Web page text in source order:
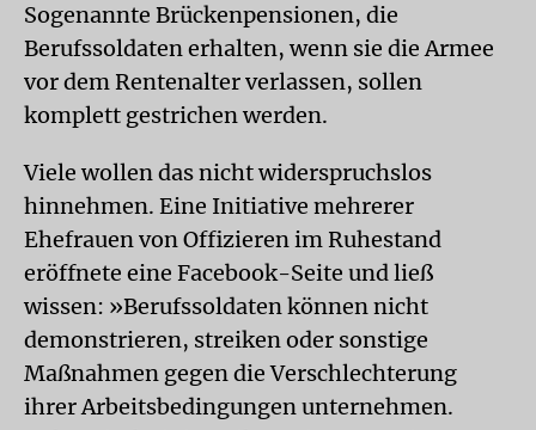
Sogenannte Brückenpensionen, die
Berufssoldaten erhalten, wenn sie die Armee
vor dem Rentenalter verlassen, sollen
komplett gestrichen werden.
Viele wollen das nicht widerspruchslos
hinnehmen. Eine Initiative mehrerer
Ehefrauen von Offizieren im Ruhestand
eröffnete eine Facebook-Seite und ließ
wissen: »Berufssoldaten können nicht
demonstrieren, streiken oder sonstige
Maßnahmen gegen die Verschlechterung
ihrer Arbeitsbedingungen unternehmen.